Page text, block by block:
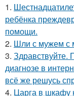
1.
ребёнка
помощи.
2. Шли с мужем с
3. Здравствуйте.
диагнозе в
всё же решусь
4. Царга в шкафу